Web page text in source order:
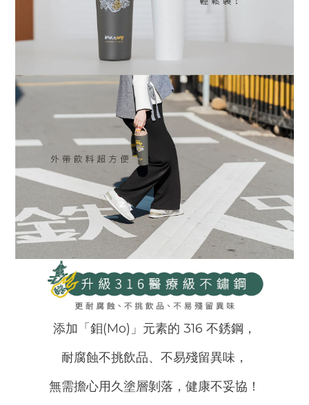
添加「鉬(Mo)」元素的 316 不銹鋼，
耐腐蝕不挑飲品、不易殘留異味，
無需擔心用久塗層剝落，健康不妥協！